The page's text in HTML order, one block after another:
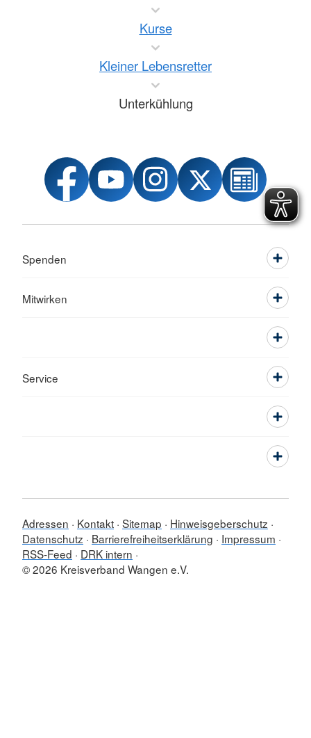
Kurse
Kleiner Lebensretter
Unterkühlung
Spenden
Mitwirken
Service
Adressen Kontakt Sitemap
Hinweisgeberschutz
Datenschutz
Barrierefreiheitserklärung
Impressum
RSS-Feed
DRK intern
© 2026 Kreisverband Wangen e.V.